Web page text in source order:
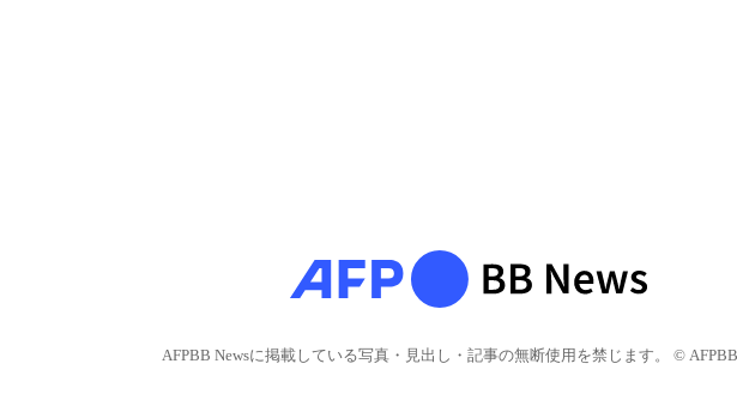
AFPBB Newsに掲載している写真・見出し・記事の無断使用を禁じます。 © AFPBB